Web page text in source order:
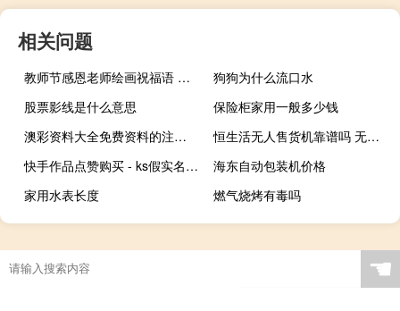
相关问题
教师节感恩老师绘画祝福语 教师节画画图片一等奖
狗狗为什么流口水
股票影线是什么意思
保险柜家用一般多少钱
澳彩资料大全免费资料的注意事项：全面的最新解答-1329.3D.A178
恒生活无人售货机靠谱吗 无人售货机多少钱一台
快手作品点赞购买 - ks假实名认证_pdd转盘助力
海东自动包装机价格
家用水表长度
燃气烧烤有毒吗
☚